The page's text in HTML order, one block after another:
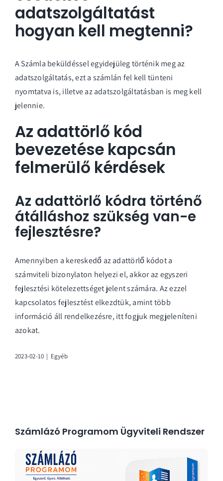
adatszolgáltatást
hogyan kell megtenni?
A Számla beküldéssel egyidejüleg történik meg az
adatszolgáltatás, ezt a számlán fel kell tünteni
nyomtatva is, illetve az adatszolgáltatásban is meg kell
jelennie.
Az adattörlő kód
bevezetése kapcsán
felmerülő kérdések
Az adattörlő kódra történő
átálláshoz szükség van-e
fejlesztésre?
Amennyiben a kereskedő az adattörlő kódot a
számviteli bizonylaton helyezi el, akkor az egyszeri
fejlesztési kötelezettséget jelent számára. Az ezzel
kapcsolatos fejlesztést elkezdtük, amint több
információ áll rendelkezésre, itt fogjuk megjeleníteni
azokat.
2023-02-10 | Egyéb
Számlázó Programom Ügyviteli Rendszer